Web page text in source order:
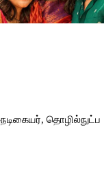
தொழில்நுட்ப